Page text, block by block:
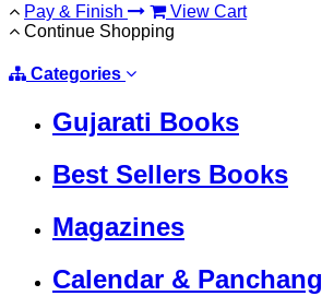
Pay & Finish
View Cart
Continue Shopping
Categories
Gujarati Books
Best Sellers Books
Magazines
Calendar & Panchang